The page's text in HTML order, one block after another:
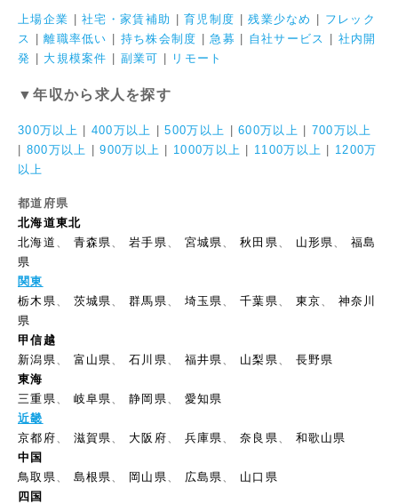
上場企業 |社宅・家賃補助 |育児制度 |残業少なめ
フレック
ス
|離職率低い 持ち株会制度 |急募 自社サービス
社内開
発
大規模案件 副業可 リモート
▼年収から求人を探す
300万以上 400万以上 |500万以上 |600万以上
700万以上
800万以上 |900万以上 1000万以上 1100万以上
1200万
以上
都道府県
北海道東北
北海道
青森県 、岩手県 宮城県 、秋田県 山形県 、福島
県
関東
栃木県
茨城県 、群馬県 埼玉県 、千葉県 東京
神奈川
県
甲信越
新潟県
富山県 、石川県 福井県 山梨県
長野県
東海
三重県
岐阜県 、静岡県
愛知県
近畿
京都府
滋賀県 大阪府 兵庫県 、奈良県
和歌山県
中国
鳥取県
島根県 岡山県 広島県
山口県
四国